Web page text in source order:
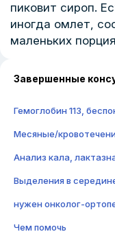
пиковит сироп.
иногда омлет,
маленьких
Завершенные
Гемоглобин 113,
Месяные/
Анализ кала,
Выделения в
нужен онколог-
Чем помочь